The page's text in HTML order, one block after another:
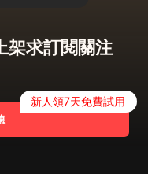
架求訂閱關注
新人領7天免費試用